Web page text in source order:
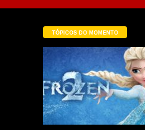
TÓPICOS DO MOMENTO